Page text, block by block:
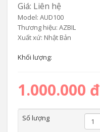
Giá: Liên hệ
Model: AUD100
Thương hiệu: AZBIL
Xuất xứ: Nhật Bản
Khối lượng:
1.000.000 đ
Số lượng